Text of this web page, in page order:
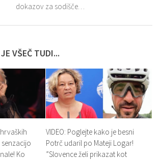
dokazov za sodišče…
VŠEČ TUDI...
Ko
VIDEO: Poglejte kako je besni
Potrč udaril po Mateji Logar!
”Slovence želi prikazat kot